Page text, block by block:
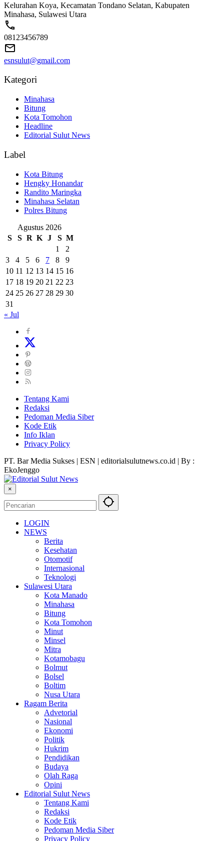
Kelurahan Koya, Kecamatan Tondano Selatan, Kabupaten
Minahasa, Sulawesi Utara
08123456789
esnsulut@gmail.com
Kategori
Minahasa
Bitung
Kota Tomohon
Headline
Editorial Sulut News
Label
Kota Bitung
Hengky Honandar
Randito Maringka
Minahasa Selatan
Polres Bitung
Agustus 2026
S
S R K J S M
1
2
3
4 5 6 7 8
9
10 11 12 13 14 15 16
17 18 19 20 21 22 23
24 25 26 27 28 29 30
31
« Jul
Tentang Kami
Redaksi
Pedoman Media Siber
Kode Etik
Info Iklan
Privacy Policy
PT. Bar Media Sukses | ESN | editorialsulutnews.co.id | By :
EkoJenggo
×
LOGIN
NEWS
Berita
Kesehatan
Otomotif
Internasional
Teknologi
Sulawesi Utara
Kota Manado
Minahasa
Bitung
Kota Tomohon
Minut
Minsel
Mitra
Kotamobagu
Bolmut
Bolsel
Boltim
Nusa Utara
Ragam Berita
Advetorial
Nasional
Ekonomi
Politik
Hukrim
Pendidikan
Budaya
Olah Raga
Opini
Editorial Sulut News
Tentang Kami
Redaksi
Kode Etik
Pedoman Media Siber
Privacy Policy